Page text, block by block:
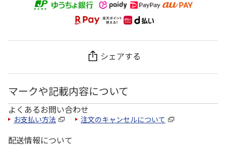
シェアする
マークや記載内容について
よくあるお問い合わせ
お支払い方法 注文のキャンセルについて
配送情報について